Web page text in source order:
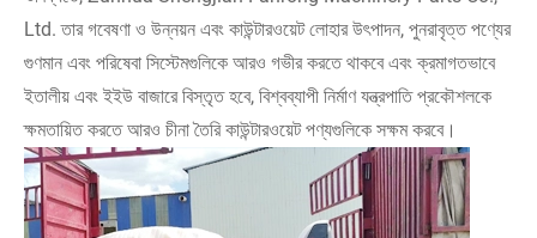
Ltd. তার গবেষণা ও উন্নয়ন এবং কাউন্টারওয়েট লোহার উৎপাদন, পুনরাবৃত্ত পণ্যের
গুণমান এবং পরিষেবা সিস্টেমগুলিকে আরও গভীর করতে থাকবে এবং ক্রমাগতভাবে
ইতালীয় এবং ইইউ বাজারে বিস্তৃত হবে, বিশ্বব্যাপী নির্মাণ যন্ত্রপাতি প্রকৌশলকে
ক্ষমতায়িত করতে আরও চীনা তৈরি কাউন্টারওয়েট পণ্যগুলিকে সক্ষম করবে।